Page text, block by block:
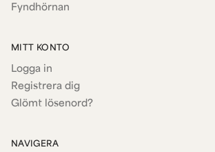
Fyndhörnan
MITT KONTO
Logga in
Registrera dig
Glömt lösenord?
NAVIGERA